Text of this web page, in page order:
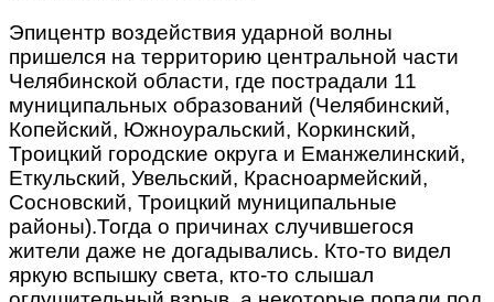
Эпицентр воздействия ударной волны
пришелся на территорию центральной части
Челябинской области, где пострадали 11
муниципальных образований (Челябинский,
Копейский, Южноуральский, Коркинский,
Троицкий городские округа и Еманжелинский,
Еткульский, Увельский, Красноармейский,
Сосновский, Троицкий муниципальные
районы).Тогда о причинах случившегося
жители даже не догадывались. Кто-то видел
яркую вспышку света, кто-то слышал